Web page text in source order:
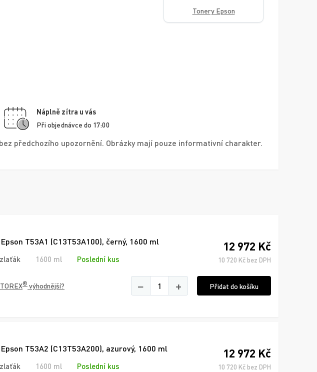
Náplně zítra u vás
Při objednávce do 17:00
Tonery Epson
předchozího upozornění. Obrázky mají pouze informativní charakter.
T53A1 (C13T53A100), černý, 1600 ml
1600 ml Poslední kus
12 972 Kč
10 720 Kč bez DPH
® výhodnější? − + Přidat do košíku
T53A2 (C13T53A200), azurový, 1600 ml
1600 ml Poslední kus
12 972 Kč
10 720 Kč bez DPH